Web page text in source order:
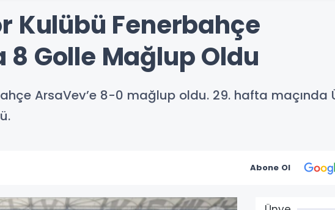
Kulübü Fenerbahçe
8 Golle Mağlup Oldu
ArsaVev’e 8-0 mağlup oldu. 29. hafta maçında
Abone Ol